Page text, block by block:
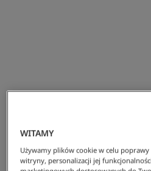
WITAMY
Używamy plików cookie w celu
witryny, personalizacji jej